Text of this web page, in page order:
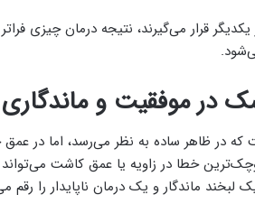
یکدیگر قرار می‌گیرند، نتیجه درمان چیزی
در موفقیت و ماندگاری
که در ظاهر ساده به نظر می‌رسد، اما در
کوچک‌ترین خطا در زاویه یا عمق کاشت
ماندگار و یک درمان ناپایدار را رقم